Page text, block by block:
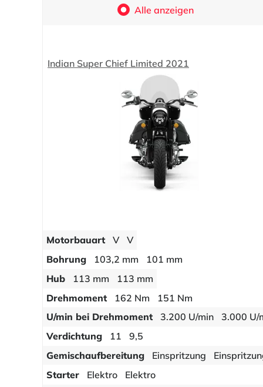
Alle anzeigen
Indian Super Chief Limited 2021
Motorbauart V
V
Bohrung
103,2 mm
101 mm
Hub
113 mm
113 mm
Drehmoment
162 Nm
151 Nm
U/min bei Drehmoment
3.200 U/min
3.000 U/
Verdichtung
11
9,5
Gemischaufbereitung
Einspritzung
Starter
Elektro
Elektro